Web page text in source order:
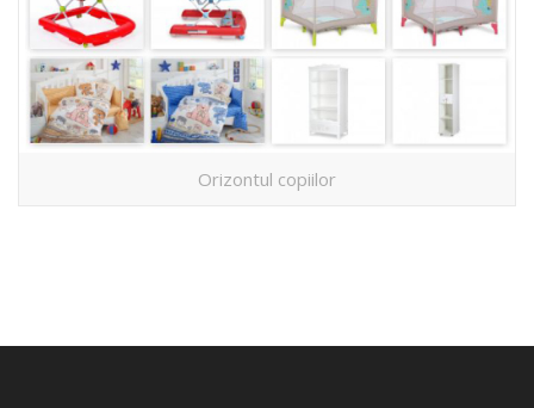
Orizontul copiilor